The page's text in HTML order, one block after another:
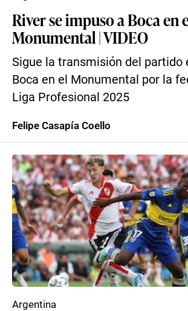
River se impuso a Boca en
Monumental | VIDEO
Sigue la transmisión del partido
Boca en el Monumental por la
Liga Profesional 2025
Felipe Casapía Coello
Argentina